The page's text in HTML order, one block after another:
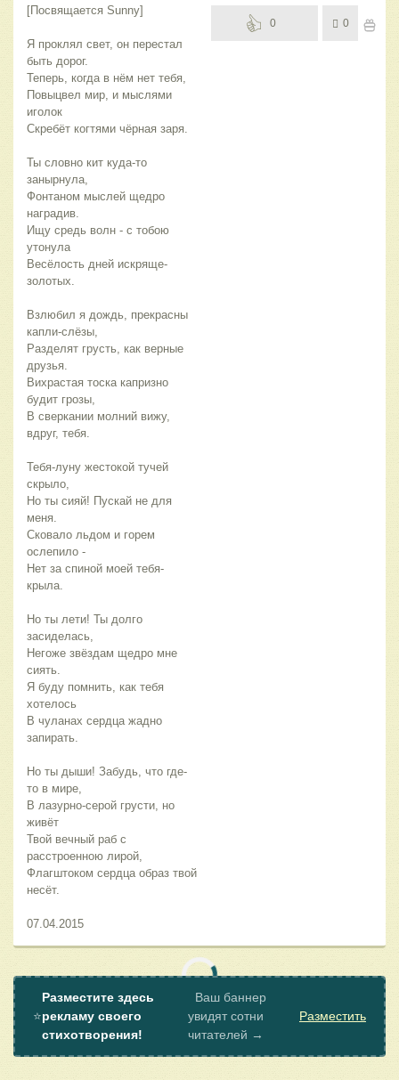
[Посвящается Sunny]
Я проклял свет, он перестал
быть дорог.
Теперь, когда в нём нет тебя,
Повыцвел мир, и мыслями
иголок
Скребёт когтями чёрная заря.
Ты словно кит куда-то
занырнула,
Фонтаном мыслей щедро
наградив.
Ищу средь волн - с тобою
утонула
Весёлость дней искряще-
золотых.
Взлюбил я дождь, прекрасны
капли-слёзы,
Разделят грусть, как верные
друзья.
Вихрастая тоска капризно
будит грозы,
В сверкании молний вижу,
вдруг, тебя.
Тебя-луну жестокой тучей
скрыло,
Но ты сияй! Пускай не для
меня.
Сковало льдом и горем
ослепило -
Нет за спиной моей тебя-
крыла.
Но ты лети! Ты долго
засиделась,
Негоже звёздам щедро мне
сиять.
Я буду помнить, как тебя
хотелось
В чуланах сердца жадно
запирать.
Но ты дыши! Забудь, что где-
то в мире,
В лазурно-серой грусти, но
живёт
Твой вечный раб с
расстроенною лирой,
Флагштоком сердца образ твой
несёт.
07.04.2015
0 0
⭐
Разместите здесь
рекламу своего
стихотворения!
Ваш баннер
увидят сотни
читателей →
Разместить